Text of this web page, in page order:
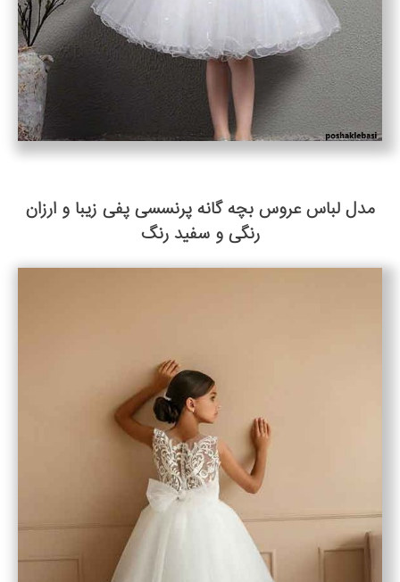
مدل لباس عروس بچه گانه پرنسسی پفی زیبا و ارزان
رنگی و سفید رنگ